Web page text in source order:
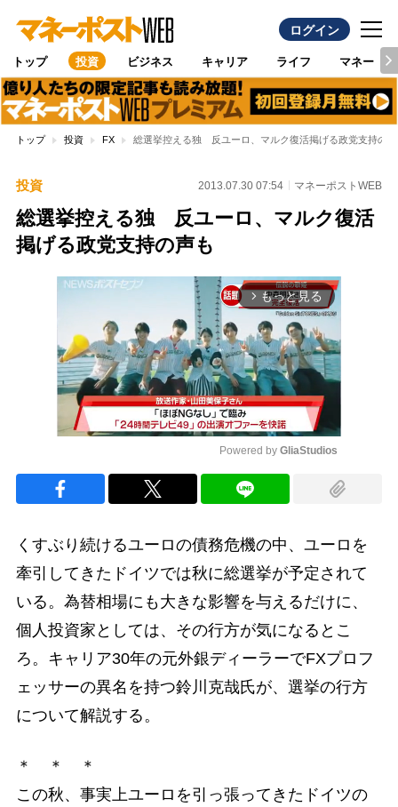
ログイン
トップ 投資 ビジネス キャリア ライフ マネー
トップ 投資 FX 総選挙控える独 反ユーロ、マルク復活掲げる政党支持の
投資 2013.07.30 07:54 マネーポストWEB
総選挙控える独 反ユーロ、マルク復活
掲げる政党支持の声も
arrow_forward_ios もっと見る
Powered by GliaStudios
くすぶり続けるユーロの債務危機の中、ユーロを
牽引してきたドイツでは秋に総選挙が予定されて
いる。為替相場にも大きな影響を与えるだけに、
個人投資家としては、その行方が気になるとこ
ろ。キャリア30年の元外銀ディーラーでFXプロフ
ェッサーの異名を持つ鈴川克哉氏が、選挙の行方
について解説する。
＊ ＊ ＊
この秋、事実上ユーロを引っ張ってきたドイツの